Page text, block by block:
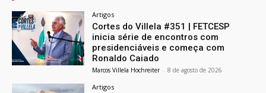
Artigos
Cortes do Villela #351 | FETCESP
inicia série de encontros com
presidenciáveis e começa com
Ronaldo Caiado
Marcos Villela Hochreiter - 8 de agosto de 2026
Artigos